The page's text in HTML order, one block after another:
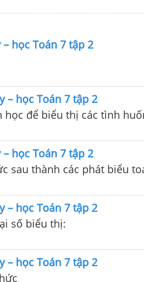
học Toán 7 tập 2
– học Toán 7 tập 2
để biểu thị các tình
học Toán 7 tập 2
sau thành các phát biểu
– học Toán 7 tập 2
số biểu thị:
– học Toán 7 tập 2